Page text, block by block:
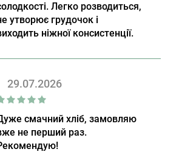
Легко розводиться,
утворює грудочок і
ніжної консистенції.
29.07.2026
смачний хліб, замовляю
не перший раз.